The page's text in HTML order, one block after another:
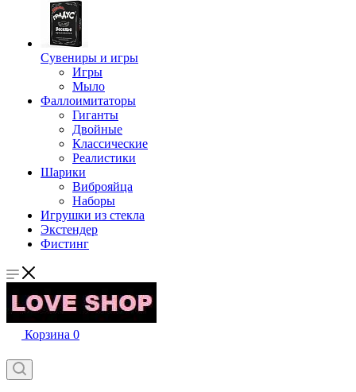
Сувениры и игры
Игры
Мыло
Фаллоимитаторы
Гиганты
Двойные
Классические
Реалистики
Шарики
Виброяйца
Наборы
Игрушки из стекла
Экстендер
Фистинг
Корзина 0